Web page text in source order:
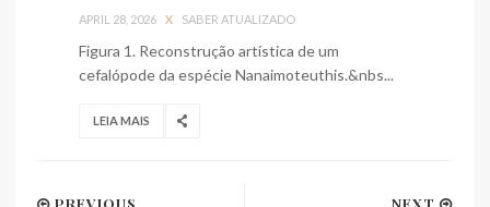
APRIL 28, 2026 X SABER ATUALIZADO
Figura 1. Reconstrução artística de um
cefalópode da espécie Nanaimoteuthis.&nbs...
LEIA MAIS